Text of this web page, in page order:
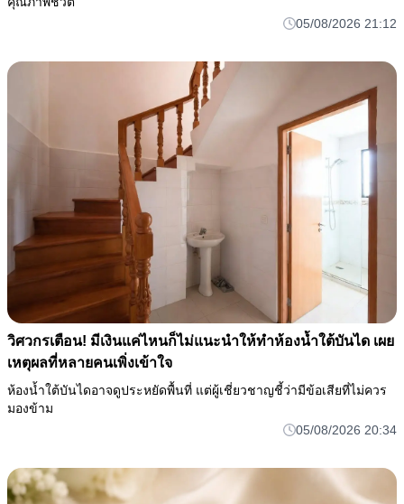
05/08/2026 21:12
วิศวกรเตือน! มีเงินแค่ไหนก็ไม่แนะนำให้ทำห้องน้ำใต้บันได เผย
เหตุผลที่หลายคนเพิ่งเข้าใจ
ห้องน้ำใต้บันไดอาจดูประหยัดพื้นที่ แต่ผู้เชี่ยวชาญชี้ว่ามีข้อเสียที่ไม่ควร
มองข้าม
05/08/2026 20:34